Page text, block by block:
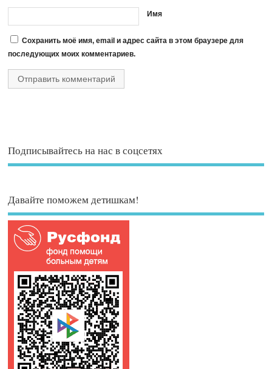
Имя
Сохранить моё имя, email и адрес сайта в этом браузере для
последующих моих комментариев.
Подписывайтесь на нас в соцсетях
Давайте поможем детишкам!